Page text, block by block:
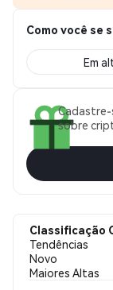
Como você se
Em
Cadastre-
sobre
Classificação
Tendências
Novo
Maiores Altas